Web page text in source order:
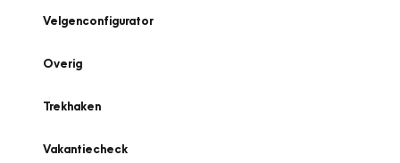
Velgenconfigurator
Overig
Trekhaken
Vakantiecheck